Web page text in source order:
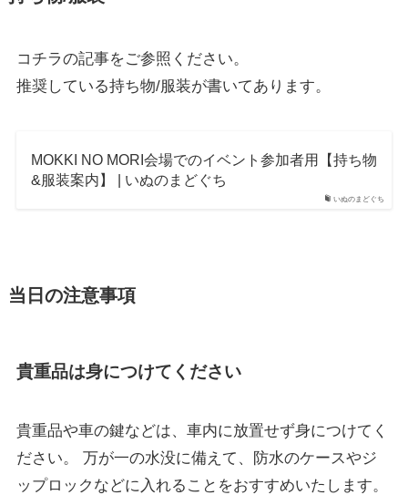
コチラの記事をご参照ください。
推奨している持ち物/服装が書いてあります。
いぬのまどぐち
MOKKI NO MORI会場でのイベント参加者用【持ち物
&服装案内】 | いぬのまどぐち
当日の注意事項
貴重品は身につけてください
貴重品や車の鍵などは、車内に放置せず身につけてく
ださい。 万が一の水没に備えて、防水のケースやジ
ップロックなどに入れることをおすすめいたします。